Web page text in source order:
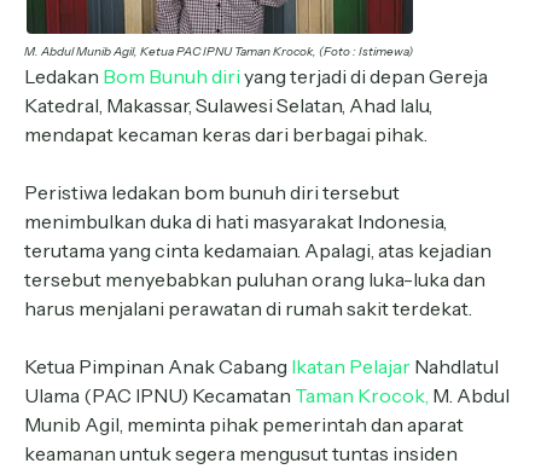
M. Abdul Munib Agil, Ketua PAC IPNU Taman Krocok, (Foto : Istimewa)
Ledakan Bom Bunuh diri yang terjadi di depan Gereja
Katedral, Makassar, Sulawesi Selatan, Ahad lalu,
mendapat kecaman keras dari berbagai pihak.
Peristiwa ledakan bom bunuh diri tersebut
menimbulkan duka di hati masyarakat Indonesia,
terutama yang cinta kedamaian. Apalagi, atas kejadian
tersebut menyebabkan puluhan orang luka-luka dan
harus menjalani perawatan di rumah sakit terdekat.
Ketua Pimpinan Anak Cabang Ikatan Pelajar Nahdlatul
Ulama (PAC IPNU) Kecamatan Taman Krocok, M. Abdul
Munib Agil, meminta pihak pemerintah dan aparat
keamanan untuk segera mengusut tuntas insiden